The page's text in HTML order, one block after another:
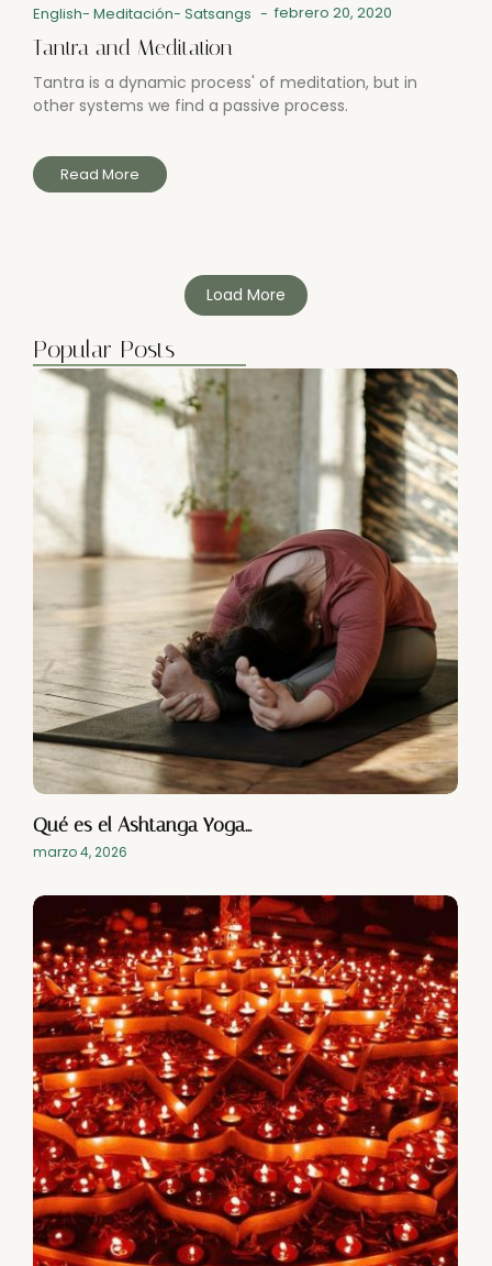
English- Meditación- Satsangs - febrero 20, 2020
Tantra and Meditation
Tantra is a dynamic process' of meditation, but in
other systems we find a passive process.
Read More
Load More
Popular Posts
Qué es el Ashtanga Yoga…
marzo 4, 2026